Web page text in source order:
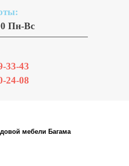
Пн-Вс
33-43
24-08
мебели Багама